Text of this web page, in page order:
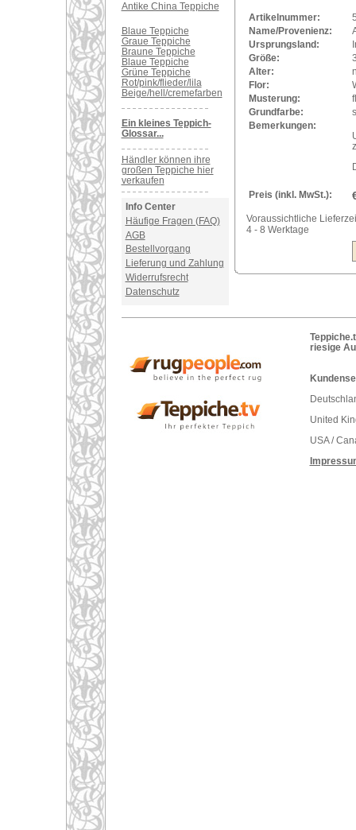
Antike China Teppiche
Blaue Teppiche
Graue Teppiche
Braune Teppiche
Blaue Teppiche
Grüne Teppiche
Rot/pink/flieder/lila
Beige/hell/cremefarben
Ein kleines Teppich-
Glossar...
Händler können ihre
großen Teppiche hier
verkaufen
Info Center
Häufige Fragen (FAQ)
AGB
Bestellvorgang
Lieferung und Zahlung
Widerrufsrecht
Datenschutz
Artikelnummer:
Name/Provenienz:
Ursprungsland:
Größe:
Alter:
Flor:
Musterung:
Grundfarbe:
Bemerkungen:
Preis (inkl. MwSt.):
Voraussichtliche
4 - 8 Werktage
riesige
United
USA /